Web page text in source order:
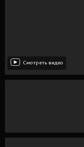
Смотреть видео